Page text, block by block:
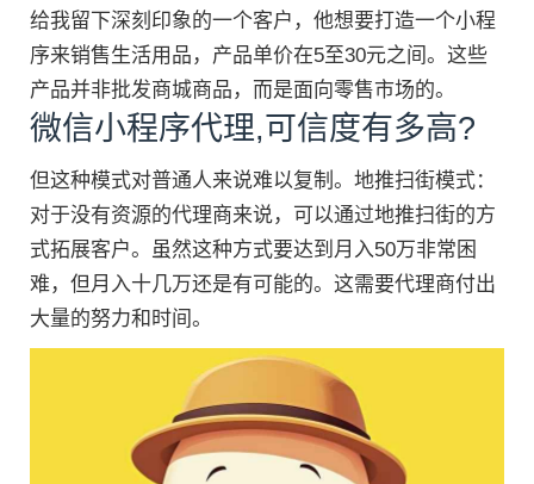
给我留下深刻印象的一个客户，他想要打造一个小程
序来销售生活用品，产品单价在5至30元之间。这些
产品并非批发商城商品，而是面向零售市场的。
微信小程序代理,可信度有多高?
但这种模式对普通人来说难以复制。地推扫街模式：
对于没有资源的代理商来说，可以通过地推扫街的方
式拓展客户。虽然这种方式要达到月入50万非常困
难，但月入十几万还是有可能的。这需要代理商付出
大量的努力和时间。